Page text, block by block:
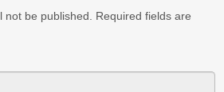
not be published.
Required fields are